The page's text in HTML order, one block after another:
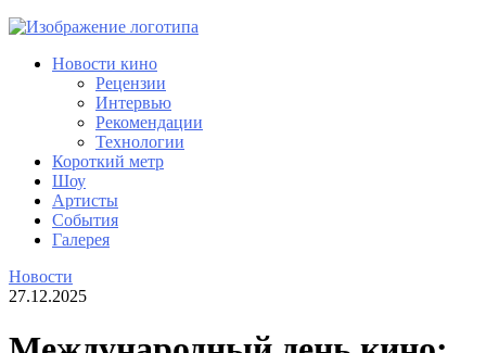
Новости кино
Рецензии
Интервью
Рекомендации
Технологии
Короткий метр
Шоу
Артисты
События
Галерея
Новости
27.12.2025